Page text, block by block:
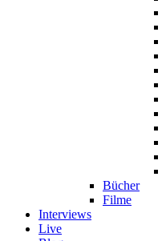
Bücher
Filme
Interviews
Live